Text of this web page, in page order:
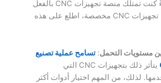
صحيح. سواءً كنت تمتلك منصة تجهيزات CNC بالفعل
أو تحتاج إلى تجهيزات CNC مخصصة، اطلع على هذه
مستويات التحمل:تسامح عملية تصنيع
يتأثر ذلك بتجهيزات CNC التي
لذلك، من المهم اختيار أدوات أكثر